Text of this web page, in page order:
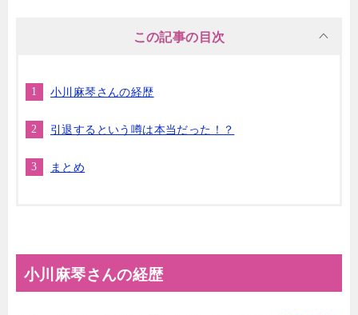
この記事の目次
小川麻琴さんの経歴
引退するという噂は本当だった！？
まとめ
小川麻琴さんの経歴